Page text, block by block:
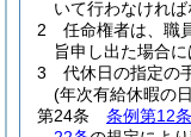
いて行わなければ
2
任命権者は、職
旨申し出た場合
3
代休日の指定の
(年次有給休暇の
第24条
条例第12